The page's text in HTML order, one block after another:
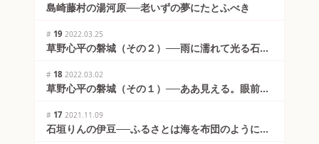
島崎藤村の湯河原──老いずの夢にたとふべき
# 19 2022.03.25
草野心平の磐城（その２）──雨に濡れて光る石が
# 18 2022.03.02
草野心平の磐城（その１）──ああ見える。眼前に
# 17 2021.11.09
石垣りんの伊豆──ふるさとは海を布団のように着